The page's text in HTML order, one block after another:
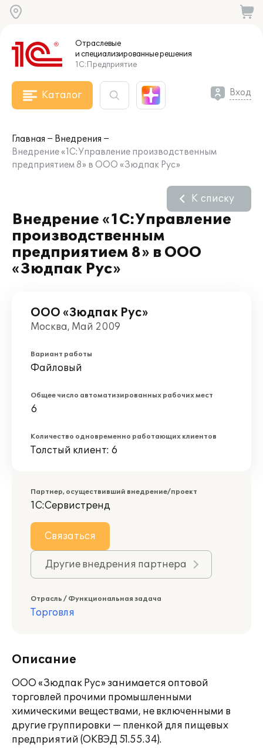
Отраслевые
и специализированныерешения
1С:Предприятие
Каталог Вход
Главная
Внедрения
Внедрение «1С:Управление производственным
предприятием 8» в ООО «Зюдпак Рус»
Внедрение «1С:Управление
производственным
предприятием 8» в ООО
«Зюдпак Рус»
К списку
ООО «Зюдпак Рус»
Москва, Май 2009
Вариант работы
Файловый
Общее число автоматизированных рабочих мест
6
Количество одновременно работающих клиентов
Толстый клиент: 6
Партнер, осуществивший внедрение/проект
1С:Сервистренд
Связаться
Другие внедрения партнера
Отрасль / Функциональная задача
Торговля
Описание
ООО «Зюдпак Рус» занимается оптовой
торговлей прочими промышленными
химическими веществами, не включенными в
другие группировки — пленкой для пищевых
предприятий (ОКВЭД 51.55.34).